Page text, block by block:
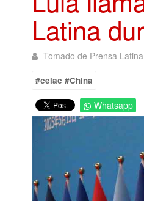
Latina
Tomado de Prensa Latina
#celac #China
Whatsapp